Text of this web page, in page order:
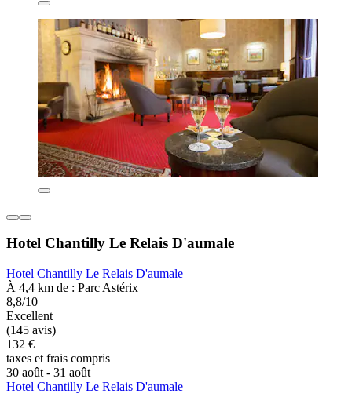
Hotel Chantilly Le Relais D'aumale
Hotel Chantilly Le Relais D'aumale
À 4,4 km de : Parc Astérix
8,8/10
Excellent
(145 avis)
132 €
taxes et frais compris
30 août - 31 août
Hotel Chantilly Le Relais D'aumale